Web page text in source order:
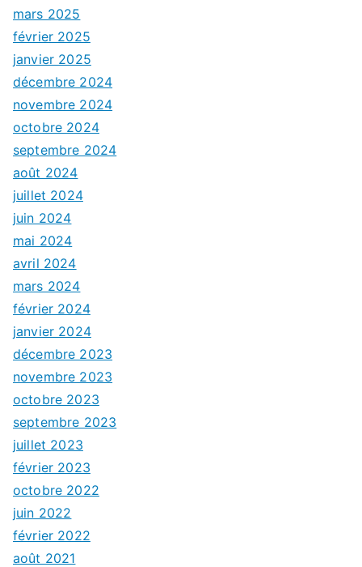
mars 2025
février 2025
janvier 2025
décembre 2024
novembre 2024
octobre 2024
septembre 2024
août 2024
juillet 2024
juin 2024
mai 2024
avril 2024
mars 2024
février 2024
janvier 2024
décembre 2023
novembre 2023
octobre 2023
septembre 2023
juillet 2023
février 2023
octobre 2022
juin 2022
février 2022
août 2021